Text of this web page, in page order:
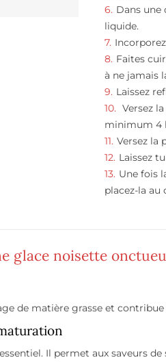
Dans une
liquide.
Faites
à ne jamais
Laissez
Versez
minimum 4
Versez la
Laissez
Une fois
placez-la au
glace noisette
de matière grasse et
Il permet aux saveurs